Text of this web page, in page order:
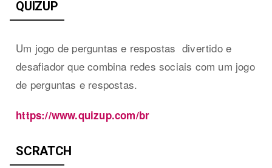
QUIZUP
Um jogo de perguntas e respostas divertido e
desafiador que combina redes sociais com um jogo
de perguntas e respostas.
https://www.quizup.com/br
SCRATCH